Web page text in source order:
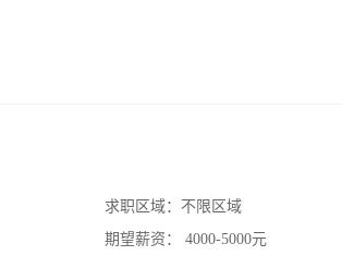
求职区域： 不限区域
期望薪资：
4000-5000元